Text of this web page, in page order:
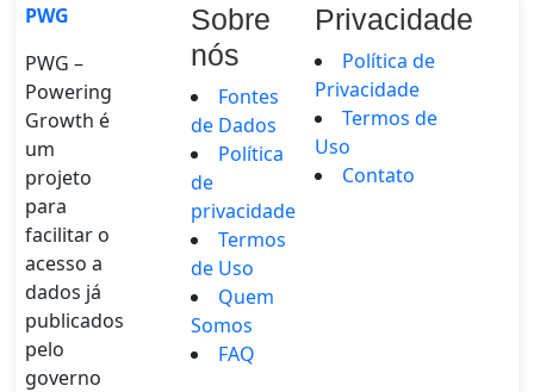
PWG
PWG –
Powering
Growth é
um
projeto
para
facilitar o
acesso a
dados já
publicados
pelo
governo
Sobre
nós
Fontes
de Dados
Política
de
privacidade
Termos
de Uso
Quem
Somos
FAQ
Privacidade
Política de
Privacidade
Termos de
Uso
Contato